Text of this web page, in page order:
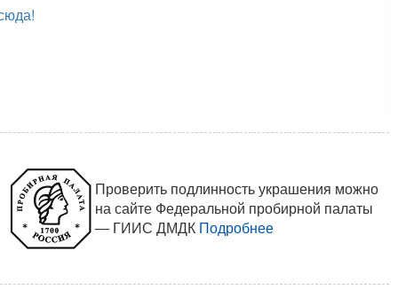
Проверить подлинность украшения можно
на сайте Федеральной пробирной палаты
— ГИИС ДМДК Подробнее